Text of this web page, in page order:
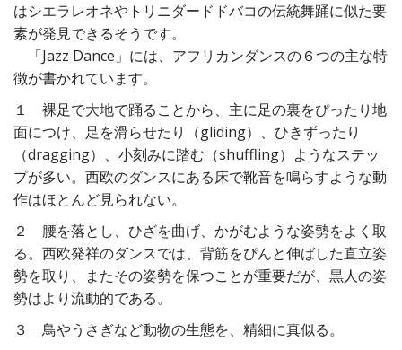
はシエラレオネやトリニダードドバコの伝統舞踊に似た要
素が発見できるそうです。
「Jazz Dance」には、アフリカンダンスの６つの主な特
徴が書かれています。
１ 裸足で大地で踊ることから、主に足の裏をぴったり地
面につけ、足を滑らせたり（gliding）、ひきずったり
（dragging）、小刻みに踏む（shuffling）ようなステッ
プが多い。西欧のダンスにある床で靴音を鳴らすような動
作はほとんど見られない。
２ 腰を落とし、ひざを曲げ、かがむような姿勢をよく取
る。西欧発祥のダンスでは、背筋をぴんと伸ばした直立姿
勢を取り、またその姿勢を保つことが重要だが、黒人の姿
勢はより流動的である。
３ 鳥やうさぎなど動物の生態を、精細に真似る。